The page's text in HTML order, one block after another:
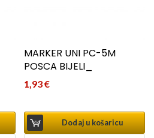
MARKER UNI PC-5M
POSCA BIJELI_
1,93€
Dodaj u košaricu